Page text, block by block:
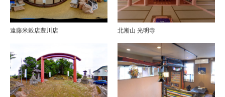
遠藤米穀店豊川店 北漸山 光明寺